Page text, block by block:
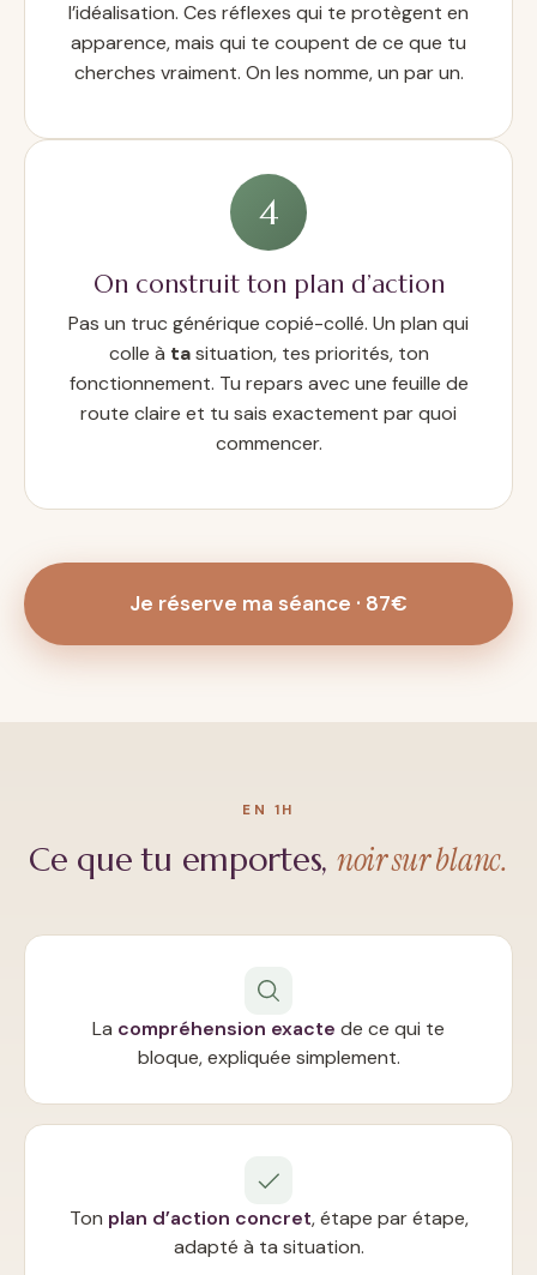
l’idéalisation. Ces réflexes qui te protègent en
apparence, mais qui te coupent de ce que tu
cherches vraiment. On les nomme, un par un.
4
On construit ton plan d’action
Pas un truc générique copié-collé. Un plan qui
colle à tasituation, tes priorités, ton
fonctionnement. Tu repars avec une feuille de
route claire et tu sais exactement par quoi
commencer.
Je réserve ma séance · 87€
EN 1H
Ce que tu emportes, noir sur blanc.
La compréhension exacte de ce qui te
bloque, expliquée simplement.
Ton plan d’action concret, étape par étape,
adapté à ta situation.